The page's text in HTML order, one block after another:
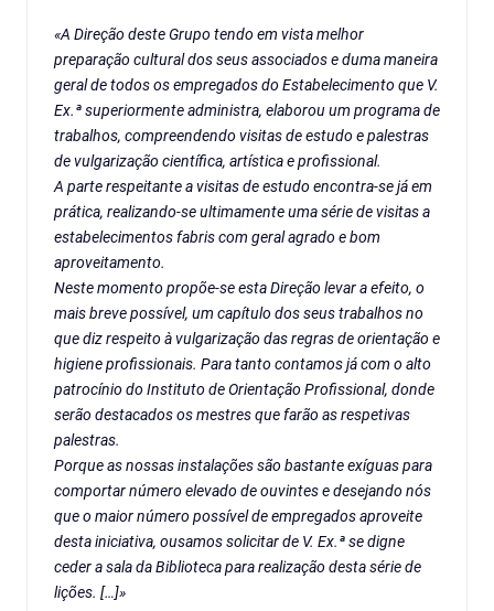
«A Direção deste Grupo tendo em vista melhor
preparação cultural dos seus associados e duma maneira
geral de todos os empregados do Estabelecimento que V.
Ex.ª superiormente administra, elaborou um programa de
trabalhos, compreendendo visitas de estudo e palestras
de vulgarização científica, artística e profissional.
A parte respeitante a visitas de estudo encontra-se já em
prática, realizando-se ultimamente uma série de visitas a
estabelecimentos fabris com geral agrado e bom
aproveitamento.
Neste momento propõe-se esta Direção levar a efeito, o
mais breve possível, um capítulo dos seus trabalhos no
que diz respeito à vulgarização das regras de orientação e
higiene profissionais. Para tanto contamos já com o alto
patrocínio do Instituto de Orientação Profissional, donde
serão destacados os mestres que farão as respetivas
palestras.
Porque as nossas instalações são bastante exíguas para
comportar número elevado de ouvintes e desejando nós
que o maior número possível de empregados aproveite
desta iniciativa, ousamos solicitar de V. Ex.ª se digne
ceder a sala da Biblioteca para realização desta série de
lições. […]»